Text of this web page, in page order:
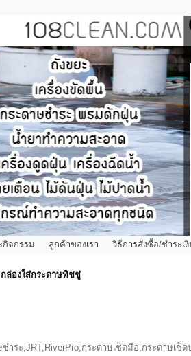
กิจกรรม ลูกค้าของเรา วิธีการสั่งซื้อ/ชำระเ
กล่องใส่กระดาษทิชชู่
ำระ,JRT,RiverPro,กระดาษเช็ดมือ,กระดาษเช็